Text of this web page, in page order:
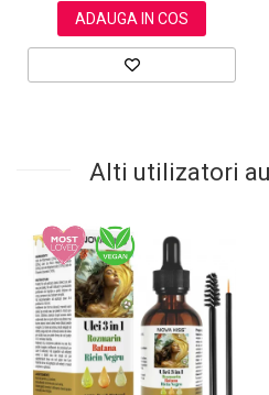
ADAUGA IN COS
Alti utilizatori